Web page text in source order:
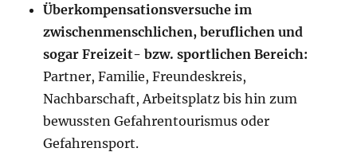
Überkompensationsversuche im
zwischenmenschlichen, beruflichen und
sogar Freizeit- bzw. sportlichen Bereich:
Partner, Familie, Freundeskreis,
Nachbarschaft, Arbeitsplatz bis hin zum
bewussten Gefahrentourismus oder
Gefahrensport.